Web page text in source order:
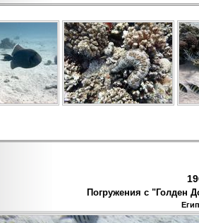
Погружения с "Голден